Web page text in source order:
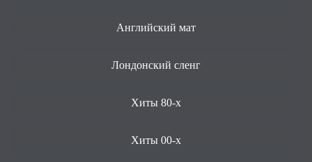
Английский мат
Лондонский сленг
Хиты 80-х
Хиты 00-х